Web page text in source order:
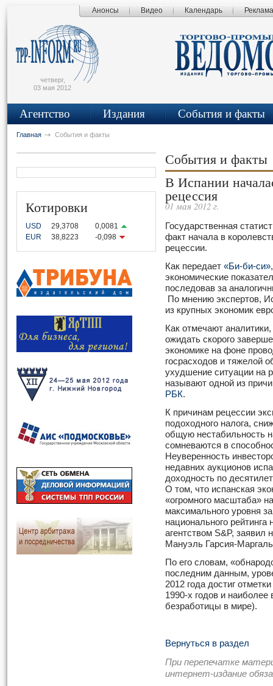
Анонсы Видео Календарь Реклама
четверг,
03 мая 2012
Агентство Издания События и факты
Главная События и факты
Котировки
USD 29,3708
0,0081
EUR
38,8223 -0,098
События и факты
В Испании
рецессия
01 мая 2012 г.
Государственная
факт начала в
рецессии.
Как передает «Би-би-си»
экономические
последовав за
По мнению экспертов,
из крупных экономик
Как отмечают
ожидать скорого
экономике на фоне
госрасходов и тяжелой
ухудшение ситуации на
называют одной из
РБК.
К причинам рецессии
подоходного налога,
общую нестабильность
сомневаются в
Неуверенность
недавних аукционов
доходность по
О том, что испанская
«огромного масштаба»
максимального уровня
национального
агентством S&P,
Мануэль Гарсия-
По его словам,
последним данным,
2012 года достиг
1990-х годов и
безработицы в мире).
Вернуться в раздел
При перепечатке
интернет-издание